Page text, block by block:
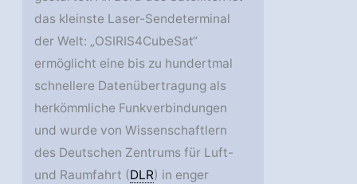
das kleinste Laser-Sendeterminal
der Welt: „OSIRIS4CubeSat“
ermöglicht eine bis zu hundertmal
schnellere Datenübertragung als
herkömmliche Funkverbindungen
und wurde von Wissenschaftlern
des Deutschen Zentrums für Luft-
und Raumfahrt (DLR) in enger